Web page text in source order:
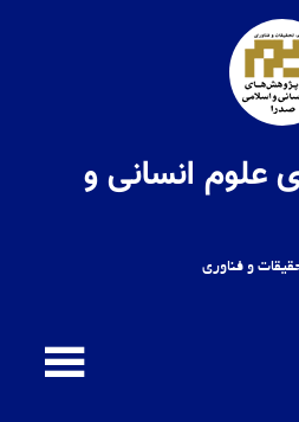
علوم انسانی و
و فناوری